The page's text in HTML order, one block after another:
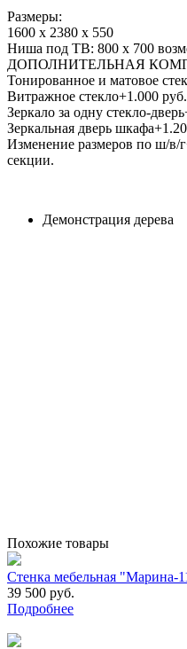
Размеры:
1600 х 2380 х 550
Ниша под ТВ: 800 х 700
ДОПОЛНИТЕЛЬНАЯ
Тонированное и матовое
Витражное стекло+1.000 руб.
Зеркало за одну стекло-
Зеркальная дверь
Изменение размеров по ш/в/
секции.
Демонстрация дерева
Похожие товары
Стенка мебельная "Марина-
39 500 руб.
Подробнее